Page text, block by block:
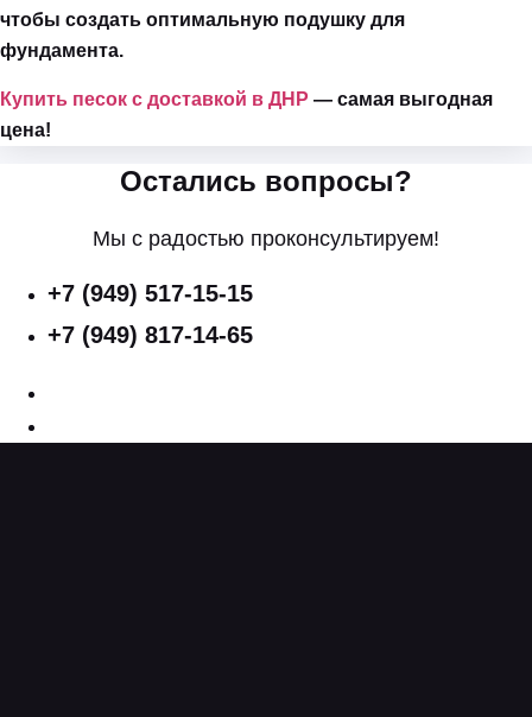
чтобы создать оптимальную подушку для
фундамента.
Купить песок с доставкой в ДНР — самая выгодная
цена!
Остались вопросы?
Мы с радостью проконсультируем!
+7 (949) 517-15-15
+7 (949) 817-14-65